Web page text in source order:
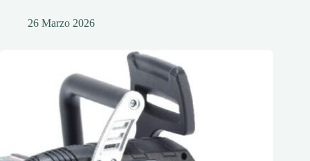
26 Marzo 2026